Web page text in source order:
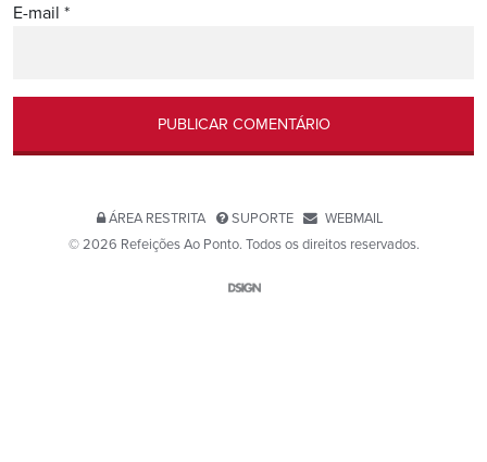
E-mail *
ÁREA RESTRITA SUPORTE
WEBMAIL
© 2026 Refeições Ao Ponto. Todos os direitos reservados.
Website por D-SIGN